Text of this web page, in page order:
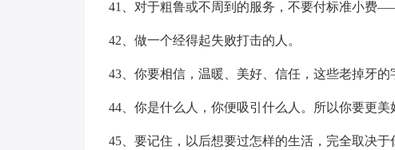
41、对于粗鲁或不周到的服务，不要付标准小费
42、做一个经得起失败打击的人。
43、你要相信，温暖、美好、信任，这些老掉牙的
44、你是什么人，你便吸引什么人。所以你要更美
45、要记住，以后想要过怎样的生活，完全取决